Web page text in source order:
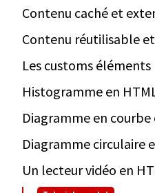
Contenu caché et
Contenu réutilisable
Les customs éléments
Histogramme en
Diagramme en courbe
Diagramme circulaire
Un lecteur vidéo en